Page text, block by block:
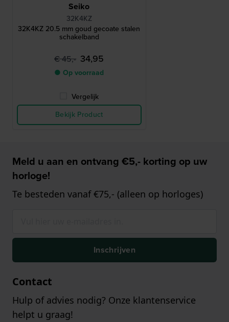
Seiko
32K4KZ
32K4KZ 20.5 mm goud gecoate stalen
schakelband
€ 45,- 34,95
● Op voorraad
Vergelijk
Bekijk Product
Meld u aan en ontvang €5,- korting op uw
horloge!
Te besteden vanaf €75,- (alleen op horloges)
Inschrijven
Contact
Hulp of advies nodig? Onze klantenservice
helpt u graag!